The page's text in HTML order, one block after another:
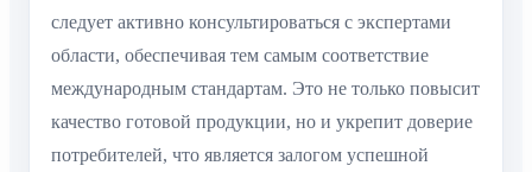
следует активно консультироваться с экспертами
области, обеспечивая тем самым соответствие
международным стандартам. Это не только повысит
качество готовой продукции, но и укрепит доверие
потребителей, что является залогом успешной